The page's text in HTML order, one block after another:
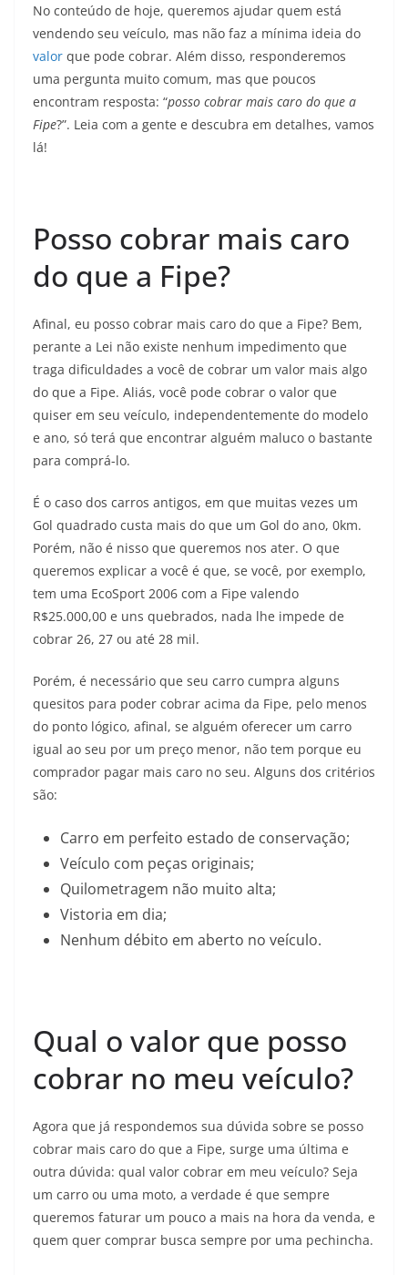
No conteúdo de hoje, queremos ajudar quem está
vendendo seu veículo, mas não faz a mínima ideia do
valor que pode cobrar. Além disso, responderemos
uma pergunta muito comum, mas que poucos
encontram resposta: “posso cobrar mais caro do que a
Fipe?”. Leia com a gente e descubra em detalhes, vamos
lá!
Posso cobrar mais caro
do que a Fipe?
Afinal, eu posso cobrar mais caro do que a Fipe? Bem,
perante a Lei não existe nenhum impedimento que
traga dificuldades a você de cobrar um valor mais algo
do que a Fipe. Aliás, você pode cobrar o valor que
quiser em seu veículo, independentemente do modelo
e ano, só terá que encontrar alguém maluco o bastante
para comprá-lo.
É o caso dos carros antigos, em que muitas vezes um
Gol quadrado custa mais do que um Gol do ano, 0km.
Porém, não é nisso que queremos nos ater. O que
queremos explicar a você é que, se você, por exemplo,
tem uma EcoSport 2006 com a Fipe valendo
R$25.000,00 e uns quebrados, nada lhe impede de
cobrar 26, 27 ou até 28 mil.
Porém, é necessário que seu carro cumpra alguns
quesitos para poder cobrar acima da Fipe, pelo menos
do ponto lógico, afinal, se alguém oferecer um carro
igual ao seu por um preço menor, não tem porque eu
comprador pagar mais caro no seu. Alguns dos critérios
são:
Carro em perfeito estado de conservação;
Veículo com peças originais;
Quilometragem não muito alta;
Vistoria em dia;
Nenhum débito em aberto no veículo.
Qual o valor que posso
cobrar no meu veículo?
Agora que já respondemos sua dúvida sobre se posso
cobrar mais caro do que a Fipe, surge uma última e
outra dúvida: qual valor cobrar em meu veículo? Seja
um carro ou uma moto, a verdade é que sempre
queremos faturar um pouco a mais na hora da venda, e
quem quer comprar busca sempre por uma pechincha.